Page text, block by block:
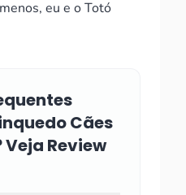
eu e o Totó
Cães
Veja Review